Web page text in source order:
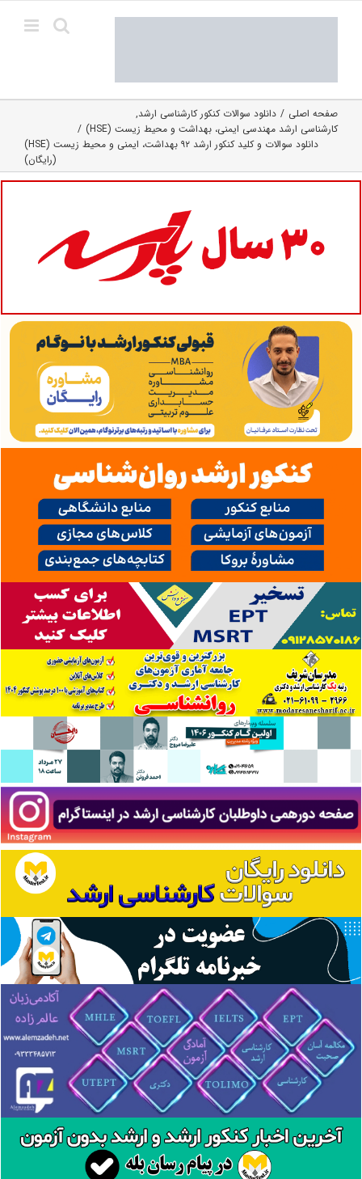
صفحه اصلی
دانلود سوالات کنکور کارشناسی ارشد
کارشناسی ارشد مهندسی ایمنی، بهداشت و محیط زیست (HSE)
دانلود سوالات و کلید کنکور ارشد ۹۲ بهداشت، ایمنی و محیط زیست (HSE)
(رایگان)